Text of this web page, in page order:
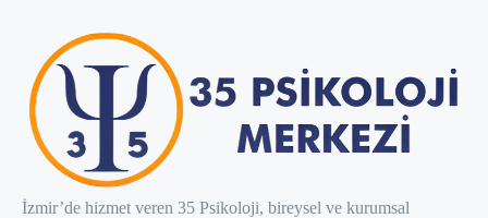
İzmir’de hizmet veren 35 Psikoloji, bireysel ve kurumsal